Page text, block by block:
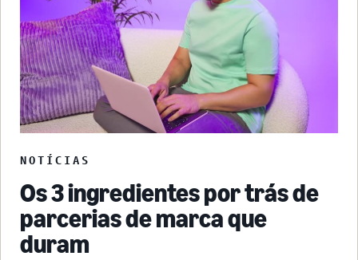
NOTÍCIAS
Os 3 ingredientes por trás de
parcerias de marca que
duram